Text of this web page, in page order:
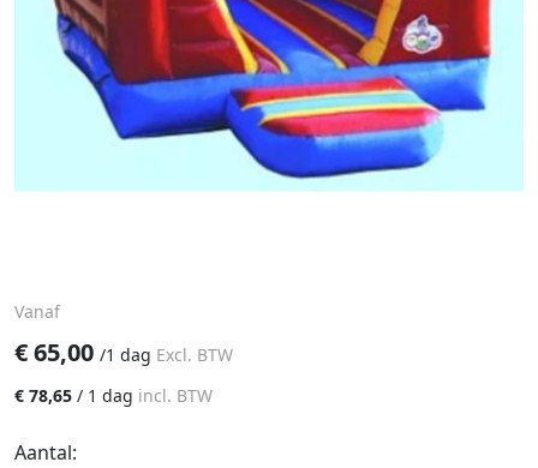
Vanaf
€65,00 /1 dag Excl. BTW
€ 78,65 / 1 dag incl. BTW
Aantal: